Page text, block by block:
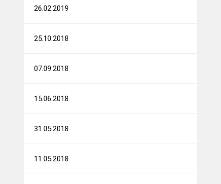
26.02.2019
25.10.2018
07.09.2018
15.06.2018
31.05.2018
11.05.2018